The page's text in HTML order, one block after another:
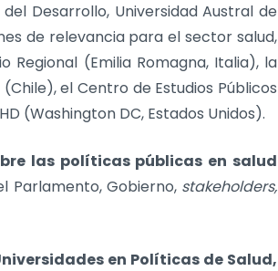
Desarrollo, Universidad Austral de
de relevancia para el sector salud,
Regional (Emilia Romagna, Italia), la
el Centro de Estudios Públicos
(Washington DC, Estados Unidos).
las políticas públicas en salud
Parlamento, Gobierno, stakeholders,
en Políticas de Salud,